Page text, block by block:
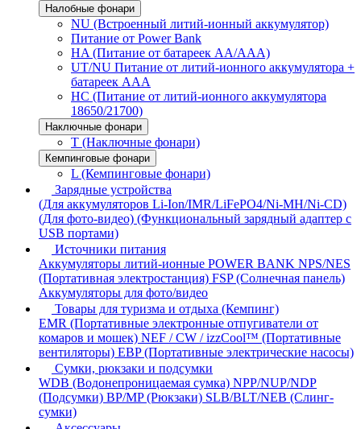
Налобные фонари
NU (Встроенный литий-ионный аккумулятор)
Питание от Power Bank
HA (Питание от батареек AA/AAA)
UT/NU Питание от литий-ионного аккумулятора +
батареек AAA
HC (Питание от литий-ионного аккумулятора
18650/21700)
Наключные фонари
T (Наключные фонари)
Кемпинговые фонари
L (Кемпинговые фонари)
Зарядные устройства
(Для аккумуляторов Li-Ion/IMR/LiFePO4/Ni-MH/Ni-CD)
(Для фото-видео) (Функциональный зарядный адаптер с
USB портами)
Источники питания
Аккумуляторы литий-ионные POWER BANK NPS/NES
(Портативная электростанция) FSP (Солнечная панель)
Аккумуляторы для фото/видео
Товары для туризма и отдыха (Кемпинг)
EMR (Портативные электронные отпугиватели от
комаров и мошек) NEF / CW / izzCool™ (Портативные
вентиляторы) EBP (Портативные электрические насосы)
Сумки, рюкзаки и подсумки
WDB (Водонепроницаемая сумка) NPP/NUP/NDP
(Подсумки) BP/MP (Рюкзаки) SLB/BLT/NEB (Слинг-
сумки)